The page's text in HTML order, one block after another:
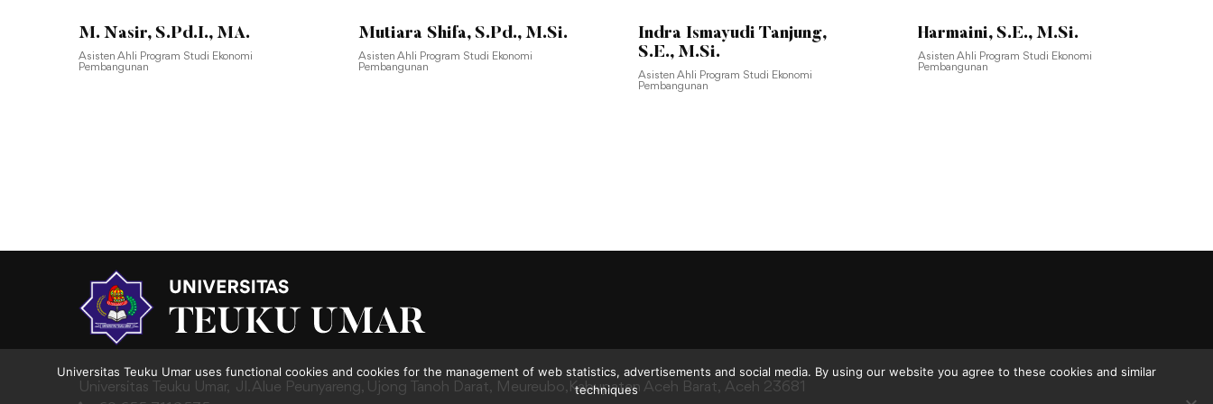
M. Nasir, S.Pd.I., MA.
Asisten Ahli Program Studi Ekonomi
Pembangunan
Mutiara Shifa, S.Pd., M.Si.
Asisten Ahli Program Studi Ekonomi
Pembangunan
Indra Ismayudi Tanjung,
S.E., M.Si.
Asisten Ahli Program Studi Ekonomi
Pembangunan
Harmaini, S.E., M.Si.
Asisten Ahli Program Studi Ekonomi
Pembangunan
Universitas Teuku Umar, Jl. Alue Peunyareng, Ujong Tanoh Darat, Meureubo,Kabupaten Aceh Barat, Aceh 23681
Universitas Teuku Umar uses functional cookies and cookies for the management of web statistics, advertisements and social media. By using our website you agree to these cookies and similar
techniques